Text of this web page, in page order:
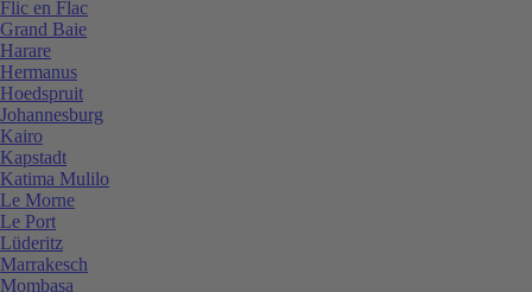
Flic en Flac
Grand Baie
Harare
Hermanus
Hoedspruit
Johannesburg
Kairo
Kapstadt
Katima Mulilo
Le Morne
Le Port
Lüderitz
Marrakesch
Mombasa